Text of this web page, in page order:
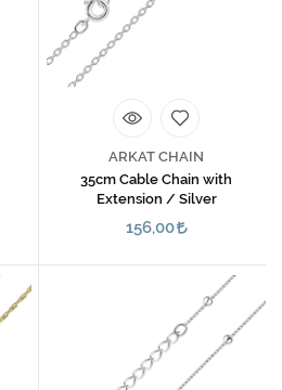
ARKAT CHAIN
35cm Cable Chain with
Extension / Silver
156,00